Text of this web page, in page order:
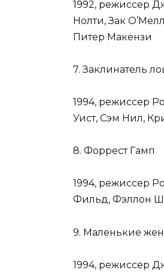
1992, режиссер
Нолти, Зак
Питер Макензи
7. Заклинатель
1994, режиссер
Уист, Сэм Нил,
8. Форрест Гамп
1994, режиссер
Фильд, Фэллон
9. Маленькие
1994, режиссер